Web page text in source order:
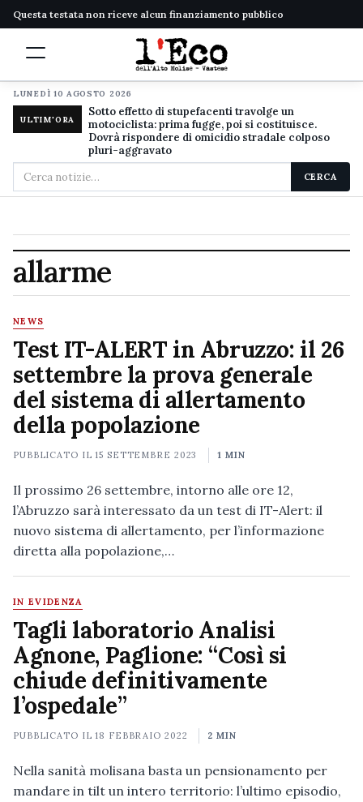
Questa testata non riceve alcun finanziamento pubblico
LUNEDÌ 10 AGOSTO 2026
ULTIM'ORA
Sotto effetto di stupefacenti travolge un
motociclista: prima fugge, poi si costituisce.
Dovrà rispondere di omicidio stradale colposo
pluri-aggravato
Cerca
nel
CERCA
allarme
NEWS
Test IT-ALERT in Abruzzo: il 26
settembre la prova generale
del sistema di allertamento
della popolazione
PUBBLICATO IL15 SETTEMBRE 2023 1 MIN
Il prossimo 26 settembre, intorno alle ore 12,
l’Abruzzo sarà interessato da un test di IT-Alert: il
nuovo sistema di allertamento, per l’informazione
diretta alla popolazione,…
IN EVIDENZA
Tagli laboratorio Analisi
Agnone, Paglione: “Così si
chiude definitivamente
l’ospedale”
PUBBLICATO IL18 FEBBRAIO 2022 2 MIN
Nella sanità molisana basta un pensionamento per
mandare in tilt un intero territorio: l’ultimo episodio,